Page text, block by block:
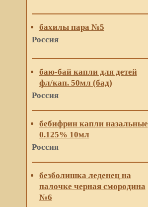
бахилы пара №5
Россия
баю-бай капли для детей
фл/кап. 50мл (бад)
Россия
бебифрин капли назальные
0.125% 10мл
Россия
безболишка леденец на
палочке черная смородина
№6